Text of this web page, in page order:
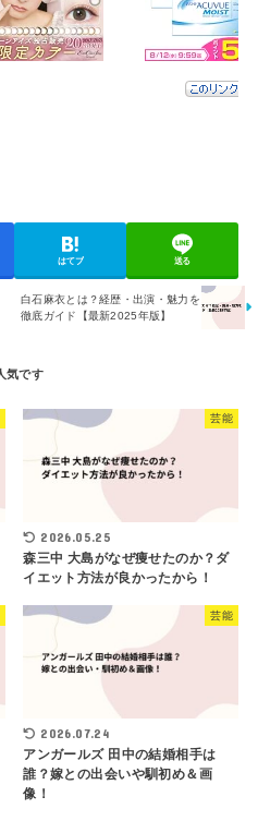
はてブ 送る
白石麻衣とは？経歴・出演・魅力を
徹底ガイド【最新2025年版】
芸能
2026.05.25
森三中 大島がなぜ痩せたのか？ダ
イエット方法が良かったから！
芸能
2026.07.24
アンガールズ 田中の結婚相手は
誰？嫁との出会いや馴初め＆画
像！